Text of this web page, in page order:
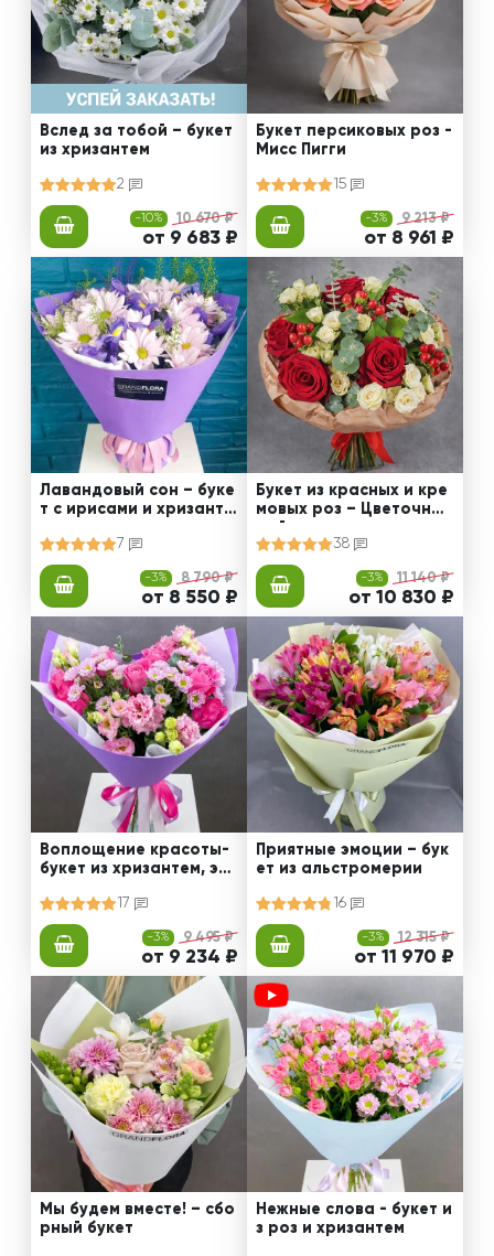
Вслед за тобой – букет
из хризантем
2
-10% 10 670 ₽
от 9 683 ₽
Букет персиковых роз -
Мисс Пигги
15
-3% 9 213 ₽
от 8 961 ₽
Лавандовый сон – буке
т с ирисами и хризанте
7
-3% 8 790 ₽
от 8 550 ₽
Букет из красных и кре
мовых роз – Цветочный
38
-3% 11 140 ₽
от 10 830 ₽
Воплощение красоты-
букет из хризантем, эус
17
-3% 9 495 ₽
от 9 234 ₽
Приятные эмоции – бук
ет из альстромерии
16
-3% 12 315 ₽
от 11 970 ₽
Мы будем вместе! – сбо
рный букет
Нежные слова - букет и
з роз и хризантем